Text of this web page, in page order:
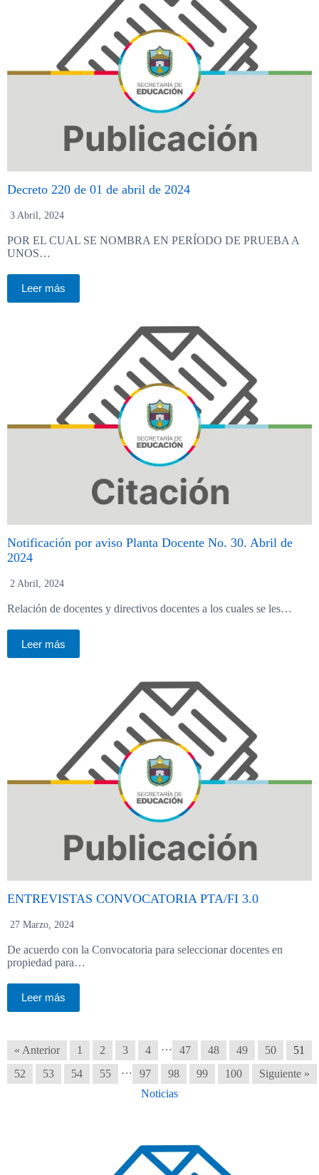
Decreto 220 de 01 de abril de 2024
3 Abril, 2024
POR EL CUAL SE NOMBRA EN PERÍODO DE PRUEBA A
UNOS…
Leer más
Notificación por aviso Planta Docente No. 30. Abril de
2024
2 Abril, 2024
Relación de docentes y directivos docentes a los cuales se les…
Leer más
ENTREVISTAS CONVOCATORIA PTA/FI 3.0
27 Marzo, 2024
De acuerdo con la Convocatoria para seleccionar docentes en
propiedad para…
Leer más
« Anterior 1 2 3 4 … 47 48 49 50
51
52
53 54 55 … 97 98 99 100
Siguiente »
Noticias